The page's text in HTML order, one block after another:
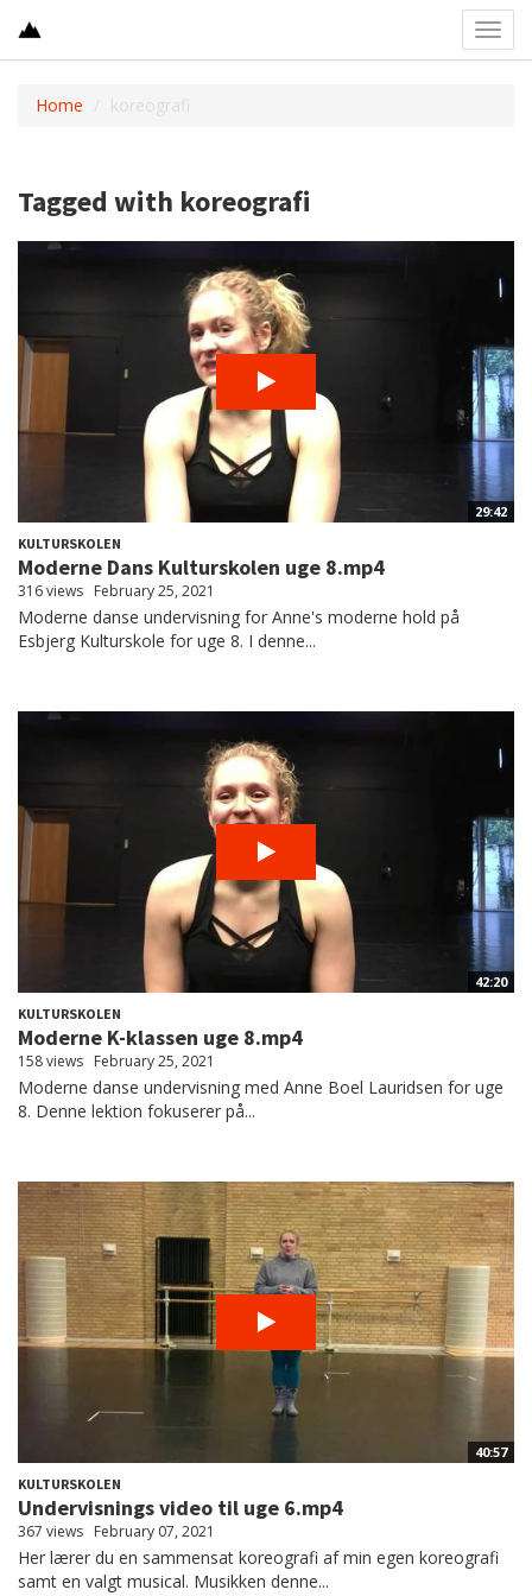
Home koreografi
Tagged with koreografi
29:42
KULTURSKOLEN
Moderne Dans Kulturskolen uge 8.mp4
316 views February 25, 2021
Moderne danse undervisning for Anne's moderne hold på
Esbjerg Kulturskole for uge 8. I denne...
42:20
KULTURSKOLEN
Moderne K-klassen uge 8.mp4
158 views February 25, 2021
Moderne danse undervisning med Anne Boel Lauridsen for uge
8. Denne lektion fokuserer på...
40:57
KULTURSKOLEN
Undervisnings video til uge 6.mp4
367 views February 07, 2021
Her lærer du en sammensat koreografi af min egen koreografi
samt en valgt musical. Musikken denne...